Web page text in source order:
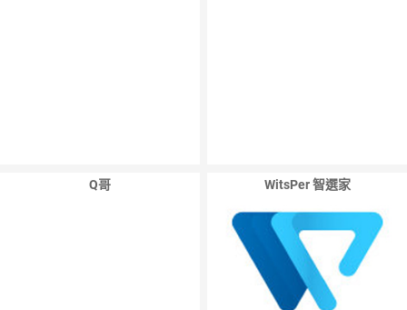
Q哥 WitsPer 智選家